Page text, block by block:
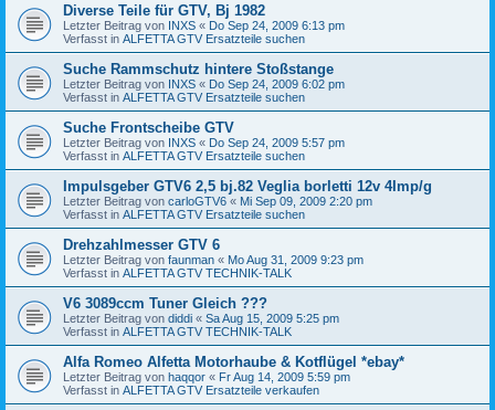
Diverse Teile für GTV, Bj 1982
Letzter Beitrag von INXS « Do Sep 24, 2009 6:13 pm
Verfasst in ALFETTA GTV Ersatzteile suchen
Suche Rammschutz hintere Stoßstange
Letzter Beitrag von INXS « Do Sep 24, 2009 6:02 pm
Verfasst in ALFETTA GTV Ersatzteile suchen
Suche Frontscheibe GTV
Letzter Beitrag von INXS « Do Sep 24, 2009 5:57 pm
Verfasst in ALFETTA GTV Ersatzteile suchen
Impulsgeber GTV6 2,5 bj.82 Veglia borletti 12v 4Imp/g
Letzter Beitrag von carloGTV6 « Mi Sep 09, 2009 2:20 pm
Verfasst in ALFETTA GTV Ersatzteile suchen
Drehzahlmesser GTV 6
Letzter Beitrag von faunman « Mo Aug 31, 2009 9:23 pm
Verfasst in ALFETTA GTV TECHNIK-TALK
V6 3089ccm Tuner Gleich ???
Letzter Beitrag von diddi « Sa Aug 15, 2009 5:25 pm
Verfasst in ALFETTA GTV TECHNIK-TALK
Alfa Romeo Alfetta Motorhaube & Kotflügel *ebay*
Letzter Beitrag von haqqor « Fr Aug 14, 2009 5:59 pm
Verfasst in ALFETTA GTV Ersatzteile verkaufen